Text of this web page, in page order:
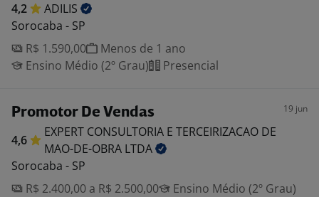
4,2
ADILIS
Sorocaba - SP
R$ 1.590,00
Menos de 1 ano
Ensino Médio (2º Grau)
Presencial
Promotor De Vendas 19 jun
4,6
EXPERT CONSULTORIA E TERCEIRIZACAO DE
MAO-DE-OBRA LTDA
Sorocaba - SP
R$ 2.400,00 a R$ 2.500,00
Ensino Médio (2º Grau)